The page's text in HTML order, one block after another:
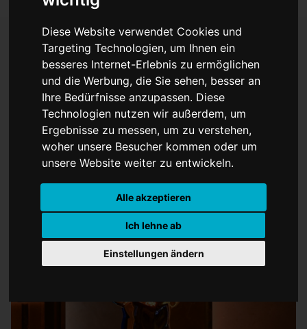
Diese Website verwendet Cookies und
Targeting Technologien, um Ihnen ein
besseres Internet-Erlebnis zu ermöglichen
und die Werbung, die Sie sehen, besser an
Ihre Bedürfnisse anzupassen. Diese
Technologien nutzen wir außerdem, um
Ergebnisse zu messen, um zu verstehen,
woher unsere Besucher kommen oder um
unsere Website weiter zu entwickeln.
Alle akzeptieren
Ich lehne ab
Einstellungen ändern
Heute werde die
Nominierungen für die
Oscars werden verkündet